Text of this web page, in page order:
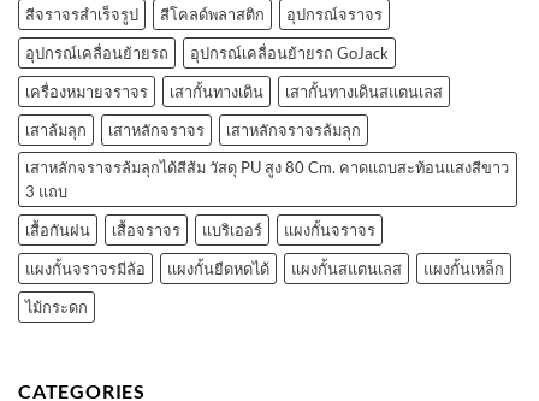
สีจราจรสำเร็จรูป
สีโคลด์พลาสติก
อุปกรณ์จราจร
อุปกรณ์เคลื่อนย้ายรถ
อุปกรณ์เคลื่อนย้ายรถ GoJack
เครื่องหมายจราจร
เสากั้นทางเดิน
เสากั้นทางเดินสแตนเลส
เสาล้มลุก
เสาหลักจราจร
เสาหลักจราจรล้มลุก
เสาหลักจราจรล้มลุกได้สีส้ม วัสดุ PU สูง 80 Cm. คาดแถบสะท้อนแสงสีขาว
3 แถบ
เสื้อกันฝน
เสื้อจราจร แบริเออร์
แผงกั้นจราจร
แผงกั้นจราจรมีล้อ
แผงกั้นยืดหดได้ แผงกั้นสแตนเลส
แผงกั้นเหล็ก
ไม้กระดก
CATEGORIES